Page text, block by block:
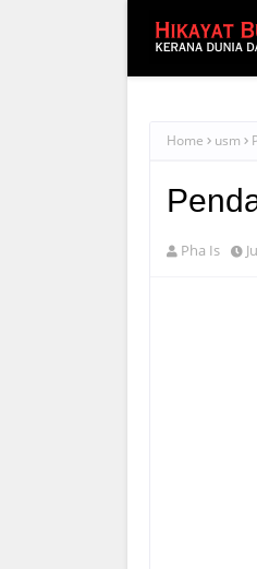
Home usm
Pha Is